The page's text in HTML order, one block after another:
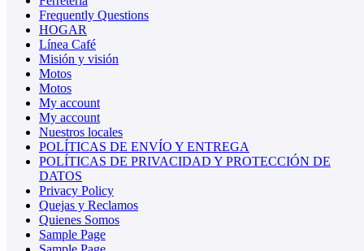
Frequently Questions
HOGAR
Línea Café
Misión y visión
Motos
Motos
My account
My account
Nuestros locales
POLÍTICAS DE ENVÍO Y ENTREGA
POLÍTICAS DE PRIVACIDAD Y PROTECCIÓN DE
DATOS
Privacy Policy
Quejas y Reclamos
Quienes Somos
Sample Page